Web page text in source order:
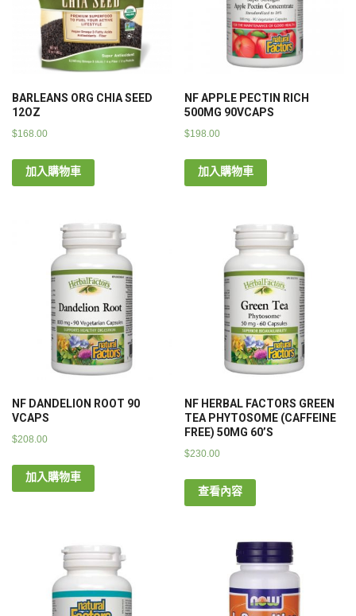
BARLEANS ORG CHIA SEED
12OZ
$168.00
加入購物車
NF APPLE PECTIN RICH
500MG 90VCAPS
$198.00
加入購物車
NF DANDELION ROOT 90
VCAPS
$208.00
加入購物車
NF HERBAL FACTORS GREEN
TEA PHYTOSOME (CAFFEINE
FREE) 50MG 60’S
$230.00
查看內容